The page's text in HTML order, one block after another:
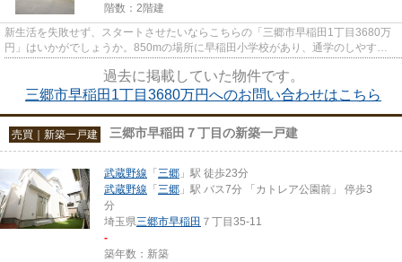
階数：2階建
新生活を失敗せず、スタートさせたいならこちらの「三郷市早稲田1丁目3680万
円」はいかがでしょうか。850mの場所に早稲田小学校があり、通学のしやすい
過去に掲載していた物件です。
三郷市早稲田1丁目3680万円へのお問い合わせはこちら
売買｜新築一戸建 三郷市早稲田７丁目の新築一戸建
武蔵野線 「 三郷 」駅 徒歩23分
武蔵野線 「 三郷 」駅 バス7分 「カトレア公園前」 停歩3
分
埼玉県三郷市早稲田 ７丁目35-11
-
築年数：新築